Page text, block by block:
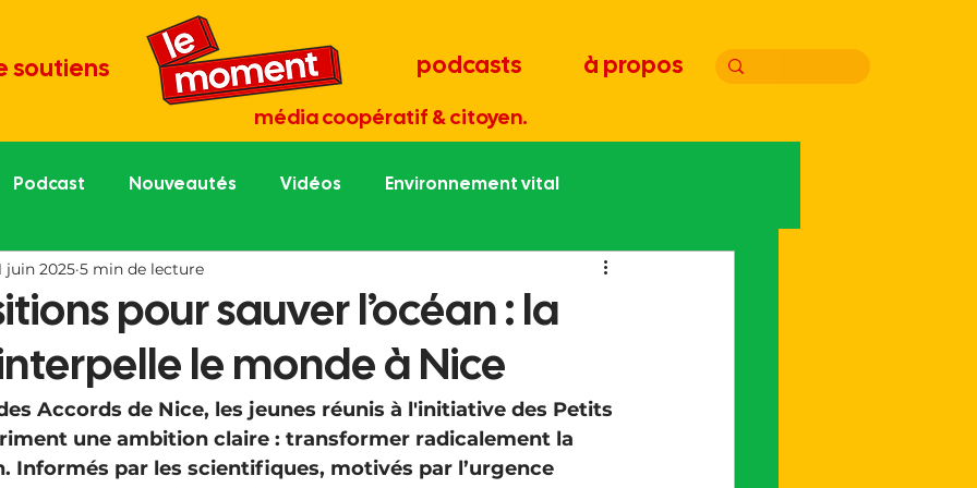
soutiens
média coopératif & citoyen.
podcasts à propos
Podcast Nouveautés Vidéos Environnement vital
économie Tout est culture Joyeux bordel
Portraits de césurien.ne Grand entretien Handicap
pour sauver l’océan : la
le monde à Nice
juin 2025 5 min de lecture
Accords de Nice, les jeunes réunis à l'initiative des Petits
une ambition claire : transformer radicalement la
Informés par les scientifiques, motivés par l’urgence